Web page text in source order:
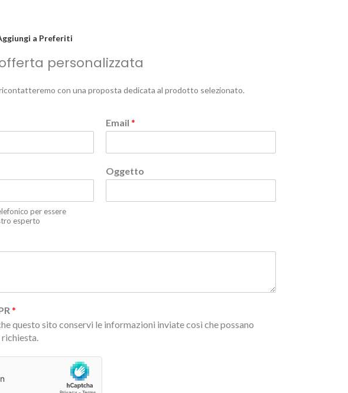
a Preferiti
personalizzata
con una proposta dedicata al prodotto selezionato.
Email *
per essere
esperto
Oggetto
*
questo sito conservi le informazioni inviate così che possano